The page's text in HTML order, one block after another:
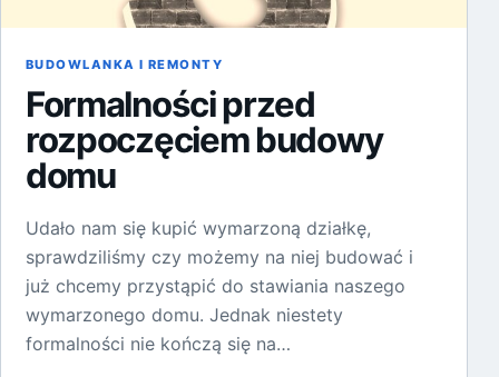
BUDOWLANKA I REMONTY
Formalności przed
rozpoczęciem budowy
domu
Udało nam się kupić wymarzoną działkę,
sprawdziliśmy czy możemy na niej budować i
już chcemy przystąpić do stawiania naszego
wymarzonego domu. Jednak niestety
formalności nie kończą się na…